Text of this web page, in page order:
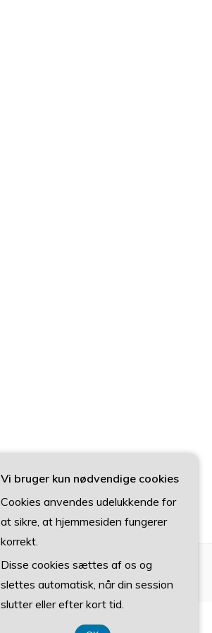
Vi bruger kun nødvendige cookies
Cookies anvendes udelukkende for
at sikre, at hjemmesiden fungerer
korrekt.
Disse cookies sættes af os og
slettes automatisk, når din session
slutter eller efter kort tid.